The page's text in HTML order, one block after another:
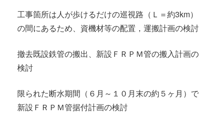
工事箇所は人が歩けるだけの巡視路（Ｌ＝約3km）
の間にあるため、資機材等の配置，運搬計画の検討
撤去既設鉄管の搬出、新設ＦＲＰＭ管の搬入計画の
検討
限られた断水期間（６月～１０月末の約５ヶ月）で
新設ＦＲＰＭ管据付計画の検討